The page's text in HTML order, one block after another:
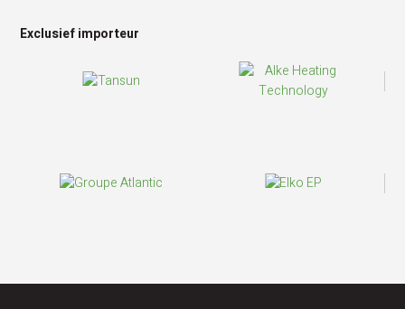
Exclusief importeur